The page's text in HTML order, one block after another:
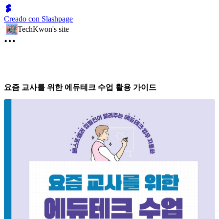
Creado con Slashpage
TechKwon's site
요즘 교사를 위한 에듀테크 수업 활용 가이드